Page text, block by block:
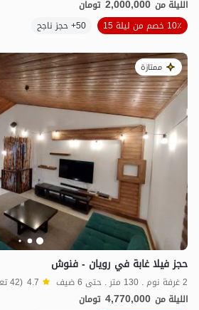
الليلة من 2,000,000 تومان
10٪ خصم من ليلة 15
50+ حجز ناجح
ممتازة
حجز فيلا غابة في رويان - فنوش
2 غرفة نوم . 130 متر . حتى 6 ضيف 4.7 (42 تعليق)
الليلة من 4,770,000 تومان